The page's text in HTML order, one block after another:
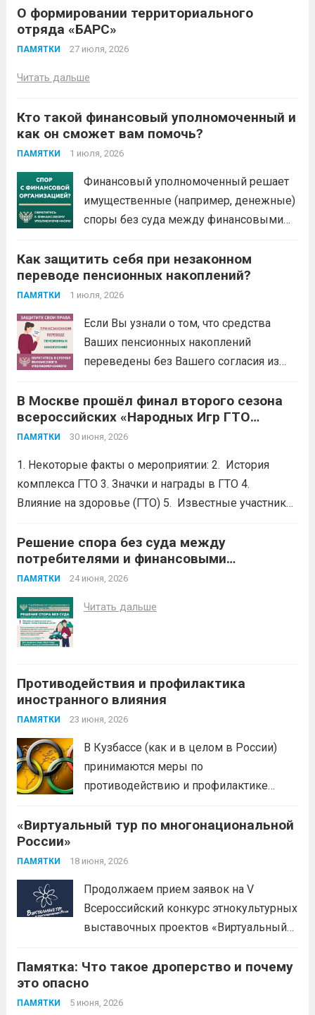
О формировании территориального
отряда «БАРС»
ПАМЯТКИ 27 июля, 2026
Читать дальше
Кто такой финансовый уполномоченный и
как он сможет вам помочь?
ПАМЯТКИ 1 июля, 2026
Финансовый уполномоченный решает
имущественные (например, денежные)
споры без суда между финансовыми
физическими лицами. Это
обязательный порядок решения споров
по закону. Не нужно терять время и
процедура бесплатная: от приема...
Как защитить себя при незаконном
переводе пенсионных накоплений?
ПАМЯТКИ 1 июля, 2026
Если Вы узнали о том, что средства
Ваших пенсионных накоплений
переведены без Вашего согласия из
негосударственный пенсионный фонд
(НПФ) или из одного НПФ в другой,
направьте бесплатное обращение
финансовому уполномоченному.
Финансовый уполномоченный поможет
Вам вернуть...
В Москве прошёл финал второго сезона
всероссийских «Народных Игр ГТО
Спортлото».
ПАМЯТКИ 30 июня, 2026
1. Некоторые факты о мероприятии: 2. История
комплекса ГТО 3. Значки и награды в ГТО 4.
Влияние на здоровье (ГТО) 5. Известные участники
школьник.Его придумал Владимир Токарев, 15 —
летний школьник из Москвы....Читать дальше
Решение спора без суда между
потребителями и финансовыми
организациями
ПАМЯТКИ 24 июня, 2026
Читать дальше
Противодействия и профилактика
иностранного влияния
ПАМЯТКИ 23 июня, 2026
В Кузбассе (как и в целом в России)
принимаются меры по
противодействию и профилактике
(манипулирования спортивными
Эти меры включают законодательные,
информационную политику. Цель —
предотвратить противоправное
влияние на результаты официальных
«Виртуальный тур по многонациональной
России»
ПАМЯТКИ 18 июня, 2026
Продолжаем прием заявок на V
Всероссийский конкурс этнокультурных
выставочных проектов «Виртуальный
Заявки принимаются до 20 сентября
2026 года. Конкурс направлен на
популяризацию народной культуры,
Памятка: Что такое дроперство и почему
это опасно
ПАМЯТКИ 5 июня, 2026